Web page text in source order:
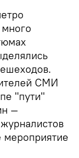
СМИ
"пути"
—
мероприятие